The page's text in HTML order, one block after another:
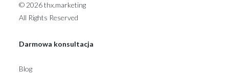
© 2026 thx.marketing
All Rights Reserved
Darmowa konsultacja
Blog